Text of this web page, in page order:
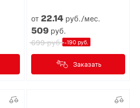
от22.14 руб./мес.
509 руб.
699руб. -190 руб.
Заказать